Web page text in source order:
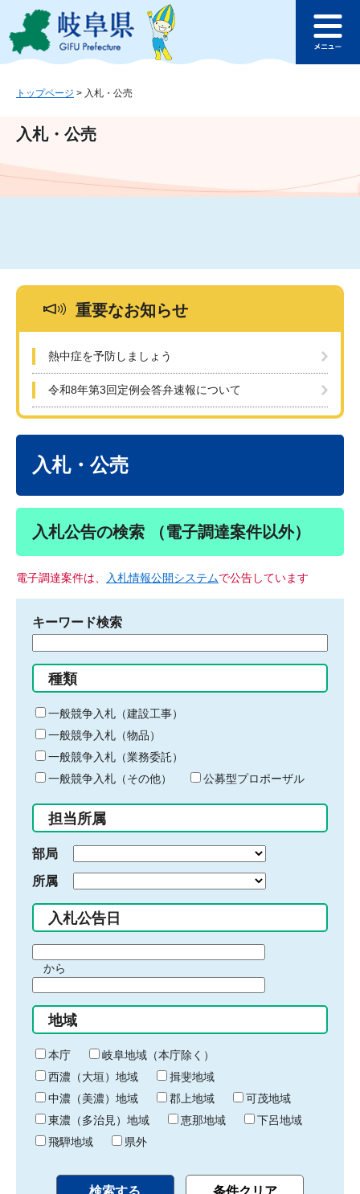
ジ
ュ
文
このページの本文へ
ュ
トップページ > 入札・公売
入札・公売
重要なお知らせ
熱中症を予防しましょう
令和8年第3回定例会答弁速報について
入札・公売
入札公告の検索 （電子調達案件以外）
電子調達案件は、 入札情報公開システムで公告しています
キーワード検索
る
キ
ー
ワ
ー
ド
入
力
種類
一般競争入札（建設工事）
一般競争入札（物品）
一般競争入札（業務委託）
一般競争入札（その他）
公募型プロポーザル
担当所属
部局
所属
入札公告日
間
始
り
から
間
終
わ
り
地域
本庁
岐阜地域（本庁除く）
西濃（大垣）地域
揖斐地域
中濃（美濃）地域
郡上地域
可茂地域
東濃（多治見）地域
恵那地域
下呂地域
飛騨地域
県外